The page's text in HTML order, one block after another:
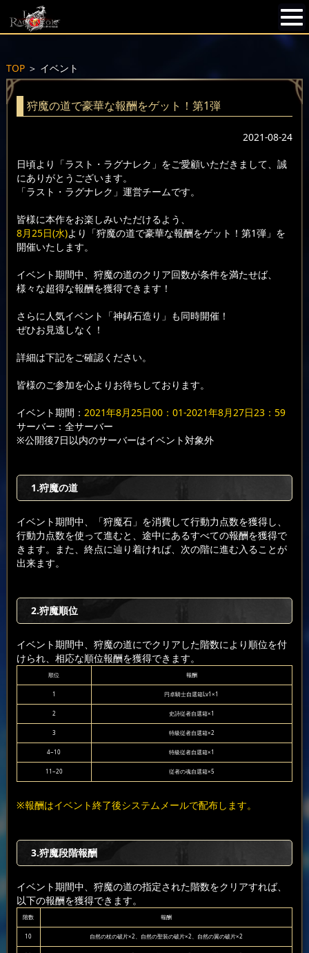
TOP＞ イベント
狩魔の道で豪華な報酬をゲット！第1弾
2021-08-24
日頃より「ラスト・ラグナレク」をご愛顧いただきまして、誠
にありがとうございます。
「ラスト・ラグナレク」運営チームです。
皆様に本作をお楽しみいただけるよう、
8月25日(水)より「狩魔の道で豪華な報酬をゲット！第1弾」を
開催いたします。
イベント期間中、狩魔の道のクリア回数が条件を満たせば、
様々な超得な報酬を獲得できます！
さらに人気イベント「神鋳石造り」も同時開催！
ぜひお見逃しなく！
詳細は下記をご確認ください。
皆様のご参加を心よりお待ちしております。
イベント期間： 2021年8月25日00：01-2021年8月27日23：59
サーバー：全サーバー
※公開後7日以内のサーバーはイベント対象外
1.狩魔の道
イベント期間中、「狩魔石」を消費して行動力点数を獲得し、
行動力点数を使って進むと、途中にあるすべての報酬を獲得で
きます。また、終点に辿り着ければ、次の階に進む入ることが
出来ます。
2.狩魔順位
イベント期間中、狩魔の道にでクリアした階数により順位を付
けられ、相応な順位報酬を獲得できます。
順位 報酬
1 円卓騎士自選箱Lv1×1
2 史詩従者自選箱×1
3 特級従者自選箱×2
4~10 特級従者自選箱×1
11~20 従者の魂自選箱×5
※報酬はイベント終了後システムメールで配布します。
3.狩魔段階報酬
イベント期間中、狩魔の道の指定された階数をクリアすれば、
以下の報酬を獲得できます。
階数 報酬
10 自然の杖の破片×2、自然の聖装の破片×2、自然の翼の破片×2